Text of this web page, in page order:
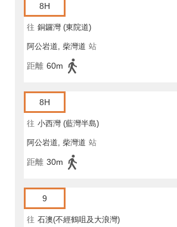
8H
往 銅鑼灣 (東院道)
阿公岩道, 柴灣道 站
距離 60m
8H
往 小西灣 (藍灣半島)
阿公岩道, 柴灣道 站
距離 30m
9
往 石澳(不經鶴咀及大浪灣)